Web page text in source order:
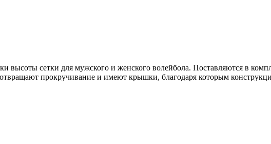
высоты сетки для мужского и женского волейбола. Поставляются в
прокручивание и имеют крышки, благодаря которым